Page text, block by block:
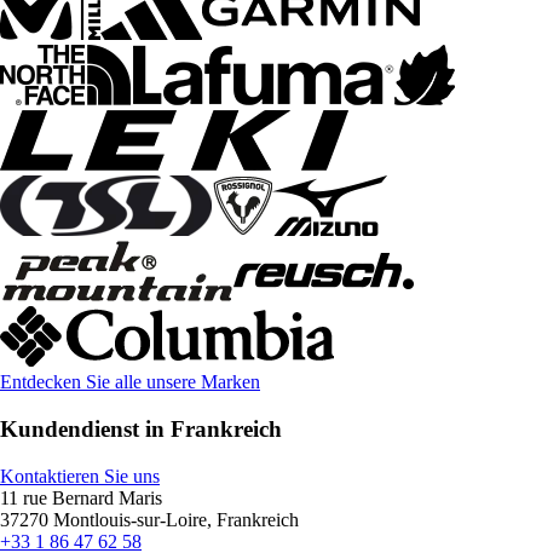
Entdecken Sie alle unsere Marken
Kundendienst in Frankreich
Kontaktieren Sie uns
11 rue Bernard Maris
37270 Montlouis-sur-Loire, Frankreich
+33 1 86 47 62 58